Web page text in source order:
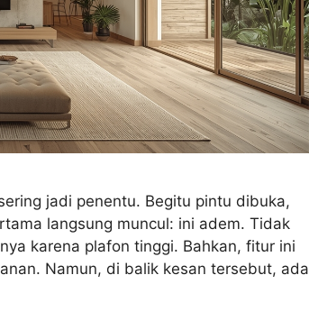
jadi penentu. Begitu pintu dibuka,
langsung muncul: ini adem. Tidak
karena plafon tinggi. Bahkan, fitur ini
Namun, di balik kesan tersebut, ada